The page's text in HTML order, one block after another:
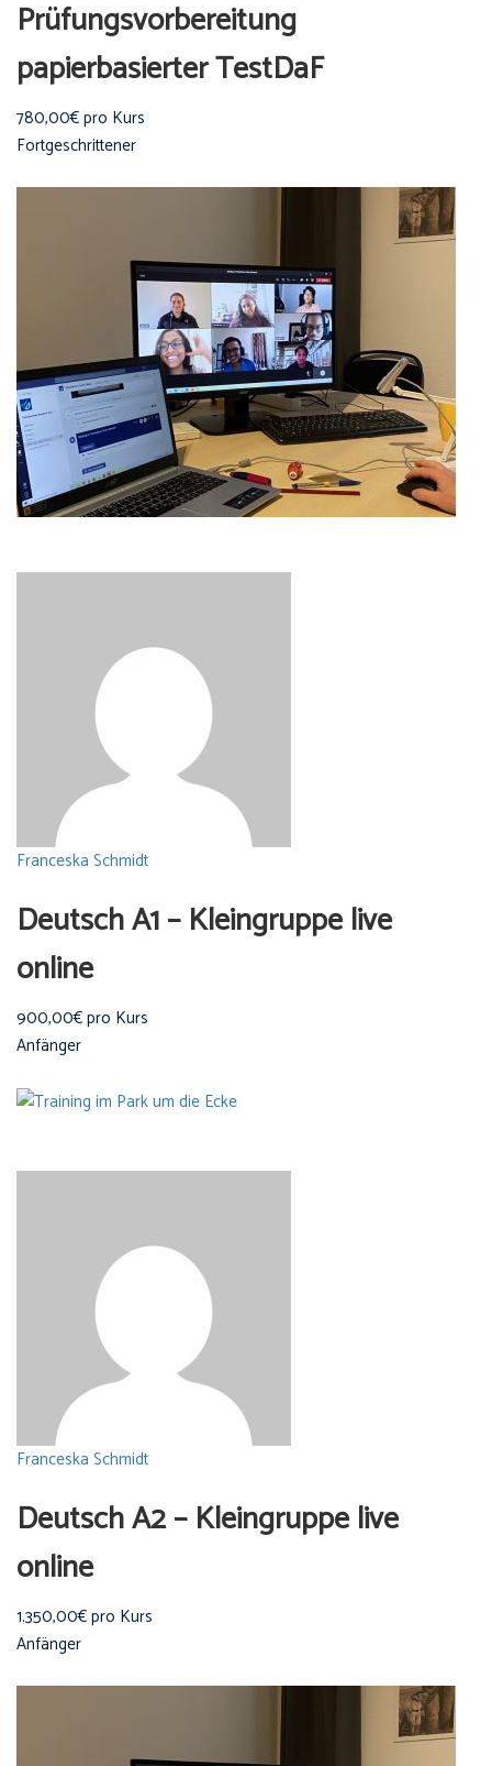
Prüfungsvorbereitung
papierbasierter TestDaF
780,00€ pro Kurs
Fortgeschrittener
Franceska Schmidt
Deutsch A1 – Kleingruppe live
online
900,00€ pro Kurs
Anfänger
Franceska Schmidt
Deutsch A2 – Kleingruppe live
online
1.350,00€ pro Kurs
Anfänger